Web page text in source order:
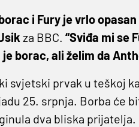
i Fury je vrlo
za BBC. “Sviđa mi se
borac, ali želim da
svjetski prvak u teškoj
25. srpnja. Borba će
dva bliska prijatelja.